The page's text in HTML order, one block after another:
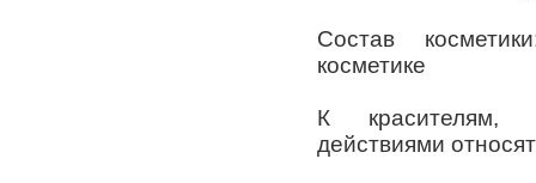
Состав
косметике
К красителям,
действиями